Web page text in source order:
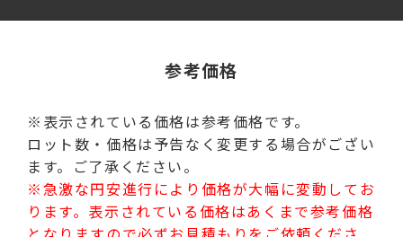
参考価格
※表示されている価格は参考価格です。
ロット数・価格は予告なく変更する場合がござい
ます。ご了承ください。
※急激な円安進行により価格が大幅に変動してお
ります。表示されている価格はあくまで参考価格